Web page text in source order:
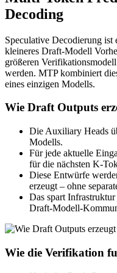
Decoding
Speculative Decodierung ist
kleineres Draft-Modell
größeren
werden. MTP kombiniert
eines einzigen Modells.
Wie Draft Outputs
Die Auxiliary Heads
Modells.
Für jede aktuelle
für die nächsten K-
Diese Entwürfe
erzeugt – ohne
Das spart
Draft-Modell-
Wie die Verifikation